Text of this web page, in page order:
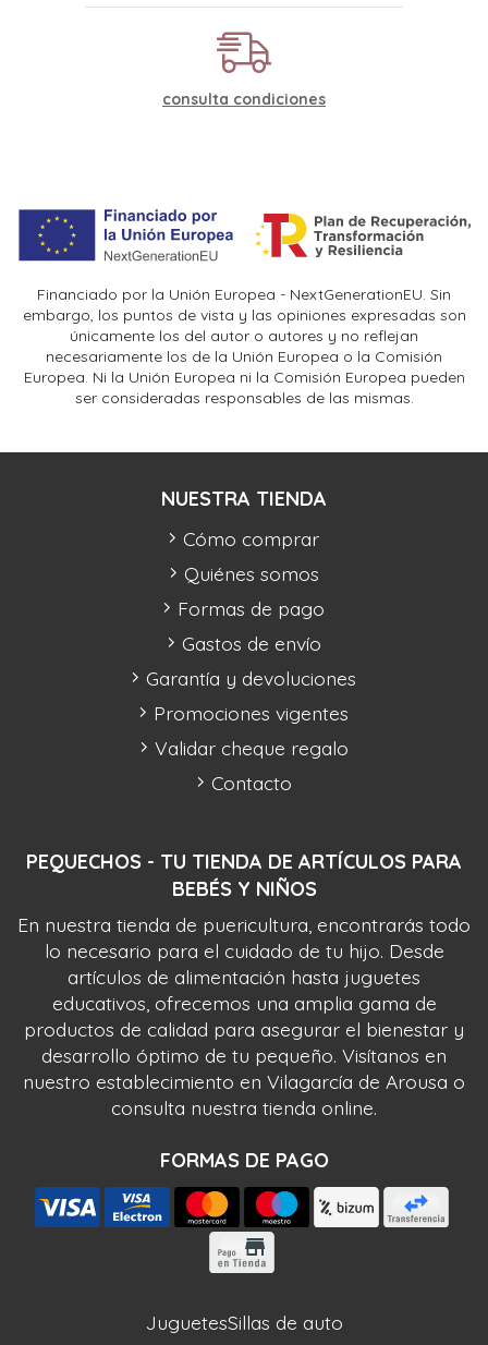
consulta condiciones
Financiado por la Unión Europea - NextGenerationEU. Sin
embargo, los puntos de vista y las opiniones expresadas son
únicamente los del autor o autores y no reflejan
necesariamente los de la Unión Europea o la Comisión
Europea. Ni la Unión Europea ni la Comisión Europea pueden
ser consideradas responsables de las mismas.
PEQUECHOS - TU TIENDA DE ARTÍCULOS PARA
BEBÉS Y NIÑOS
En nuestra tienda de puericultura, encontrarás todo
lo necesario para el cuidado de tu hijo. Desde
artículos de alimentación hasta juguetes
educativos, ofrecemos una amplia gama de
productos de calidad para asegurar el bienestar y
desarrollo óptimo de tu pequeño. Visítanos en
nuestro establecimiento en Vilagarcía de Arousa o
consulta nuestra tienda online.
FORMAS DE PAGO
NUESTRA TIENDA
Cómo comprar
Quiénes somos
Formas de pago
Gastos de envío
Garantía y devoluciones
Promociones vigentes
Validar cheque regalo
Contacto
JuguetesSillas de auto